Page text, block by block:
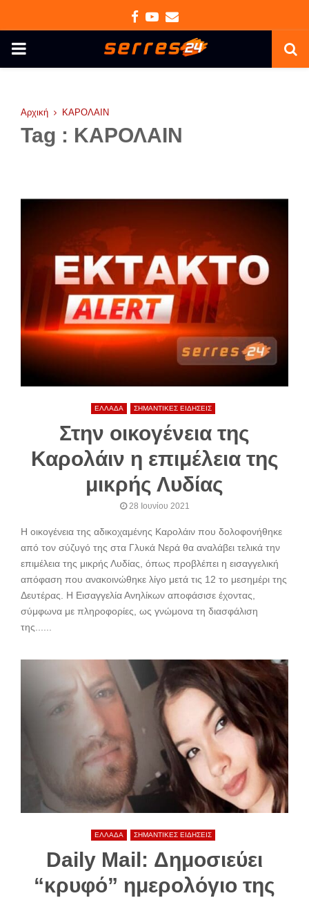
Facebook
Youtube
Email
PRIMARY
Αρχική ΚΑΡΟΛΑΙΝ
Tag : ΚΑΡΟΛΑΙΝ
ΕΛΛΑΔΑ ΣΗΜΑΝΤΙΚΕΣ ΕΙΔΗΣΕΙΣ
Στην οικογένεια της
Καρολάιν η επιμέλεια της
μικρής Λυδίας
28 Ιουνίου 2021
Η οικογένεια της αδικοχαμένης Καρολάιν που δολοφονήθηκε
από τον σύζυγό της στα Γλυκά Νερά θα αναλάβει τελικά την
επιμέλεια της μικρής Λυδίας, όπως προβλέπει η εισαγγελική
απόφαση που ανακοινώθηκε λίγο μετά τις 12 το μεσημέρι της
Δευτέρας. Η Εισαγγελία Ανηλίκων αποφάσισε έχοντας,
σύμφωνα με πληροφορίες, ως γνώμονα τη διασφάλιση
της......
ΕΛΛΑΔΑ ΣΗΜΑΝΤΙΚΕΣ ΕΙΔΗΣΕΙΣ
Daily Mail: Δημοσιεύει
“κρυφό” ημερολόγιο της